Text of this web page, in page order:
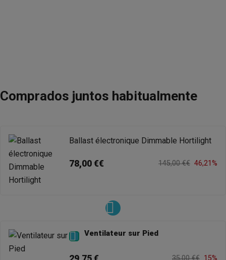
Comprados juntos habitualmente
Ballast électronique Dimmable Hortilight
78,00 €€ 145,00 €€ 46,21%
 Ventilateur sur Pied
35,00 €€ 15%